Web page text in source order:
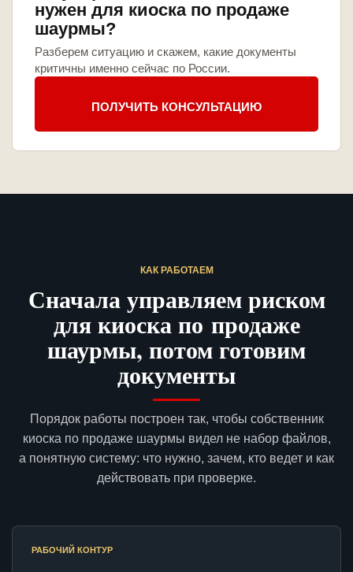
нужен для киоска по продаже
шаурмы?
Разберем ситуацию и скажем, какие документы
критичны именно сейчас по России.
ПОЛУЧИТЬ КОНСУЛЬТАЦИЮ
КАК РАБОТАЕМ
Сначала управляем риском
для киоска по продаже
шаурмы, потом готовим
документы
Порядок работы построен так, чтобы собственник
киоска по продаже шаурмы видел не набор файлов,
а понятную систему: что нужно, зачем, кто ведет и как
действовать при проверке.
РАБОЧИЙ КОНТУР